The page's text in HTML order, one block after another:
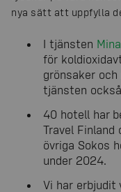
nya sätt att uppfylla
I tjänsten
för
grönsaker
tjänsten
40 hotell har
Travel
övriga Sokos
under 2024.
Vi har erbjudit